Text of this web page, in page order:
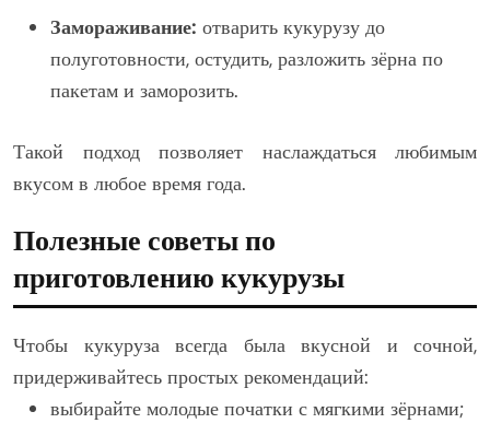
Замораживание: отварить кукурузу до
полуготовности, остудить, разложить зёрна по
пакетам и заморозить.
Такой подход позволяет наслаждаться любимым
вкусом в любое время года.
Полезные советы по
приготовлению кукурузы
Чтобы кукуруза всегда была вкусной и сочной,
придерживайтесь простых рекомендаций:
выбирайте молодые початки с мягкими зёрнами;